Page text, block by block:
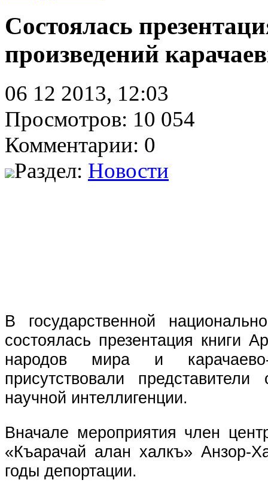
Состоялась
произведений
06 12 2013, 12:03
Просмотров: 10 054
Комментарии: 0
Раздел: Новости
В государственной
состоялась презентация книги
народов мира и
присутствовали
научной интеллигенции.
Вначале мероприятия член
«Къарачай алан халкъ»
годы депортации.